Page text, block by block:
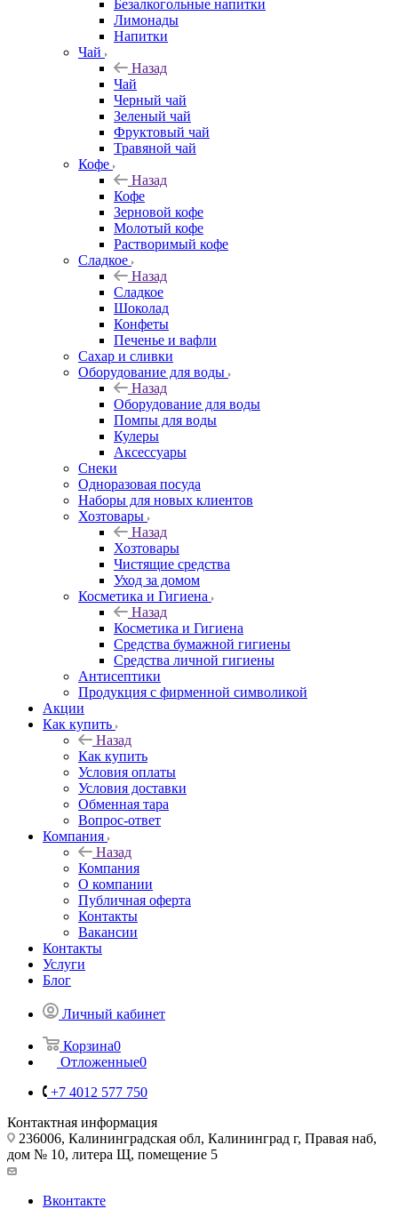
Безалкогольные напитки
Лимонады
Напитки
Чай
Назад
Чай
Черный чай
Зеленый чай
Фруктовый чай
Травяной чай
Кофе
Назад
Кофе
Зерновой кофе
Молотый кофе
Растворимый кофе
Сладкое
Назад
Сладкое
Шоколад
Конфеты
Печенье и вафли
Сахар и сливки
Оборудование для воды
Назад
Оборудование для воды
Помпы для воды
Кулеры
Аксессуары
Снеки
Одноразовая посуда
Наборы для новых клиентов
Хозтовары
Назад
Хозтовары
Чистящие средства
Уход за домом
Косметика и Гигиена
Назад
Косметика и Гигиена
Средства бумажной гигиены
Средства личной гигиены
Антисептики
Продукция с фирменной символикой
Акции
Как купить
Назад
Как купить
Условия оплаты
Условия доставки
Обменная тара
Вопрос-ответ
Компания
Назад
Компания
О компании
Публичная оферта
Контакты
Вакансии
Контакты
Услуги
Блог
Личный кабинет
Корзина0
Отложенные0
+7 4012 577 750
Контактная информация
236006, Калининградская обл, Калининград г, Правая наб,
дом № 10, литера Щ, помещение 5
Вконтакте